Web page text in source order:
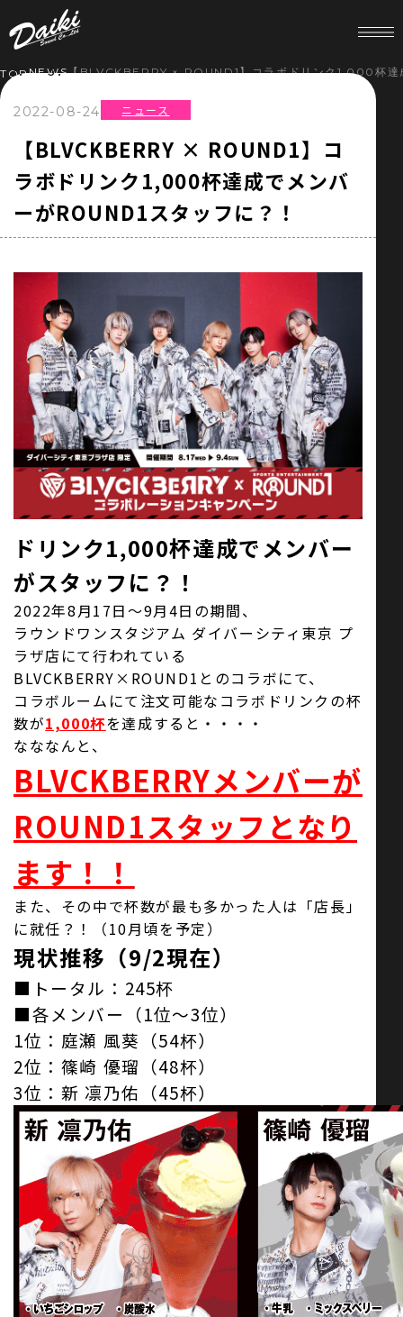
SNS
お問い合わせ
NEWS
COMPANY
RECRUIT
STORE
TOPNEWS【BLVCKBERRY × ROUND1】コラボドリンク1,000杯達
2022-08-24 ニュース
【BLVCKBERRY × ROUND1】コ
ラボドリンク1,000杯達成でメンバ
ーがROUND1スタッフに？！
ドリンク1,000杯達成でメンバー
がスタッフに？！
2022年8月17日～9月4日の期間、
ラウンドワンスタジアム ダイバーシティ東京 プ
ラザ店にて行われている
BLVCKBERRY×ROUND1とのコラボにて、
コラボルームにて注文可能なコラボドリンクの杯
数が1,000杯を達成すると・・・・
なななんと、
BLVCKBERRYメンバーが
ROUND1スタッフとなり
ます！！
また、その中で杯数が最も多かった人は「店長」
に就任？！（10月頃を予定）
現状推移（9/2現在）
■トータル：245杯
■各メンバー（1位～3位）
1位：庭瀬 風葵（54杯）
2位：篠崎 優瑠（48杯）
3位：新 凛乃佑（45杯）